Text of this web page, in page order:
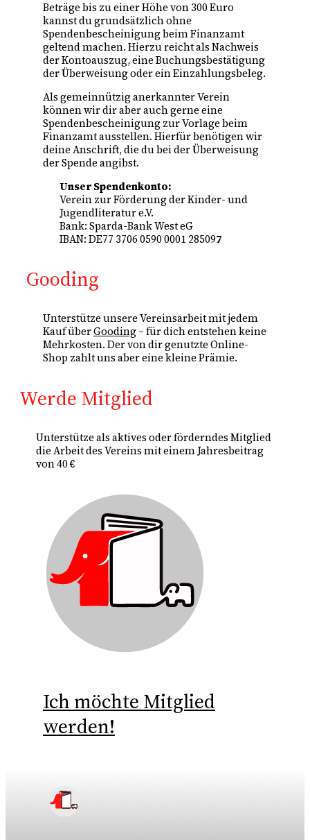
Beträge bis zu einer Höhe von 300 Euro
kannst du grundsätzlich ohne
Spendenbescheinigung beim Finanzamt
geltend machen. Hierzu reicht als Nachweis
der Kontoauszug, eine Buchungsbestätigung
der Überweisung oder ein Einzahlungsbeleg.
Als gemeinnützig anerkannter Verein
können wir dir aber auch gerne eine
Spendenbescheinigung zur Vorlage beim
Finanzamt ausstellen. Hierfür benötigen wir
deine Anschrift, die du bei der Überweisung
der Spende angibst.
Unser Spendenkonto:
Verein zur Förderung der Kinder- und
Jugendliteratur e.V.
Bank: Sparda-Bank West eG
IBAN: DE77 3706 0590 0001 285097
Gooding
Unterstütze unsere Vereinsarbeit mit jedem
Kauf überGooding – für dich entstehen keine
Mehrkosten. Der von dir genutzte Online-
Shop zahlt uns aber eine kleine Prämie.
Werde Mitglied
Unterstütze als aktives oder förderndes Mitglied
die Arbeit des Vereins mit einem Jahresbeitrag
von 40 €
Ich möchte Mitglied
werden!